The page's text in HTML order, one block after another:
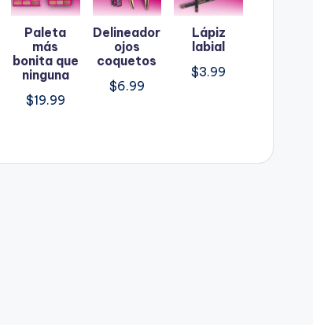
Paleta
más
bonita que
ninguna
$19.99
Delineador
ojos
coquetos
$6.99
Lápiz
labial
$3.99